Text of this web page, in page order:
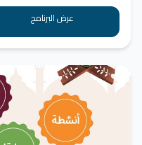
عرض البرنامج